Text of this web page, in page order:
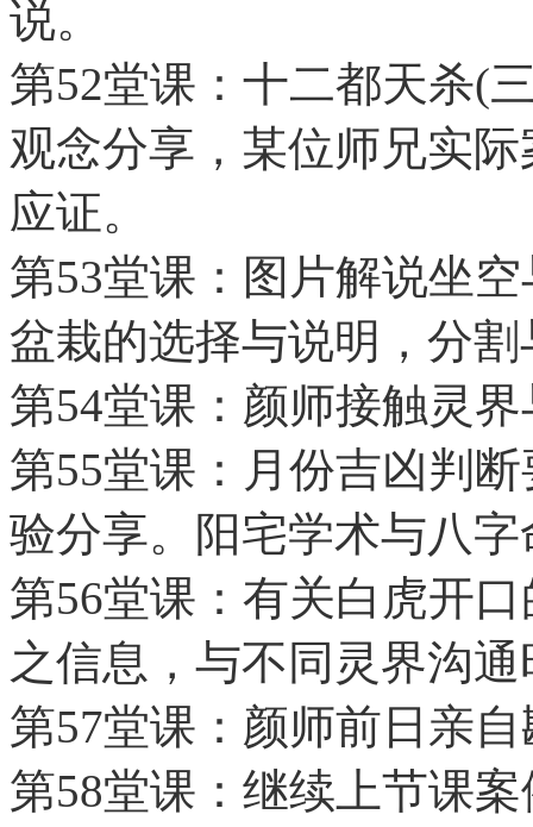
说。
第52堂课：十二都天杀(
观念分享，某位师兄实
应证。
第53堂课：图片解说坐
盆栽的选择与说明，分
第54堂课：颜师接触灵
第55堂课：月份吉凶判
验分享。阳宅学术与八
第56堂课：有关白虎开
之信息，与不同灵界沟
第57堂课：颜师前日亲
第58堂课：继续上节课